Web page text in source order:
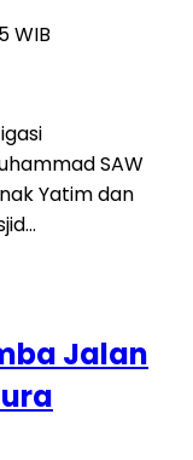
WIB
SAW
Yatim dan
Jalan